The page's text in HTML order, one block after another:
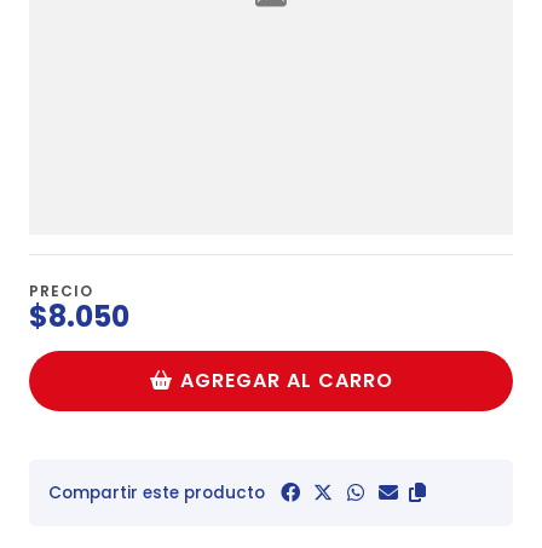
PRECIO
$8.050
AGREGAR AL CARRO
Compartir este producto